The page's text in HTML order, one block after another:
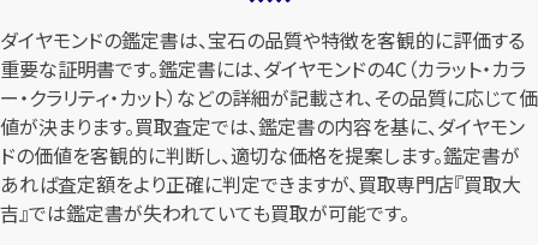
ダイヤモンドの鑑定書は、宝石の品質や特徴を客観的に評価する
重要な証明書です。鑑定書には、ダイヤモンドの4C（カラット・カラ
ー・クラリティ・カット）などの詳細が記載され、その品質に応じて価
値が決まります。買取査定では、鑑定書の内容を基に、ダイヤモン
ドの価値を客観的に判断し、適切な価格を提案します。鑑定書が
あれば査定額をより正確に判定できますが、買取専門店『買取大
吉』では鑑定書が失われていても買取が可能です。